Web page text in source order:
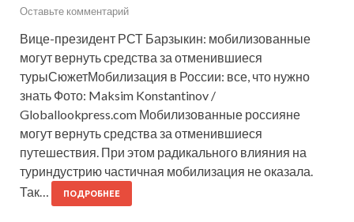
Оставьте комментарий
Вице-президент РСТ Барзыкин: мобилизованные
могут вернуть средства за отменившиеся
турыСюжетМобилизация в России: все, что нужно
знать Фото: Maksim Konstantinov /
Globallookpress.com Мобилизованные россияне
могут вернуть средства за отменившиеся
путешествия. При этом радикального влияния на
туриндустрию частичная мобилизация не оказала.
Так…
ПОДРОБНЕЕ